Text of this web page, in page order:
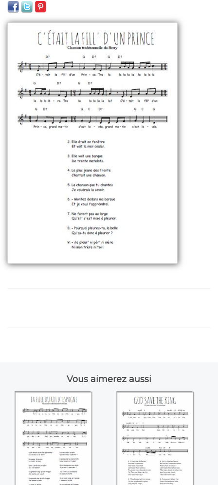
Vous aimerez aussi
La fille du Roi
d'Espagne
God save the king